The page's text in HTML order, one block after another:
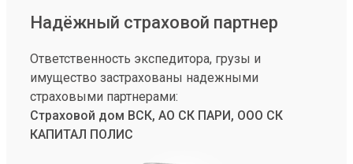
Надёжный страховой партнер
Ответственность экспедитора, грузы и
имущество застрахованы надежными
страховыми партнерами:
Страховой дом ВСК, АО СК ПАРИ, ООО СК
КАПИТАЛ ПОЛИС